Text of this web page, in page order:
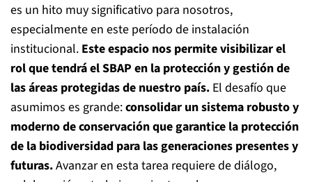
es un hito muy significativo para nosotros,
especialmente en este período de instalación
institucional. Este espacio nos permite visibilizar el
rol que tendrá el SBAP en la protección y gestión de
las áreas protegidas de nuestro país. El desafío que
asumimos es grande:consolidar un sistema robusto y
moderno de conservación que garantice la protección
de la biodiversidad para las generaciones presentes y
futuras.Avanzar en esta tarea requiere de diálogo,